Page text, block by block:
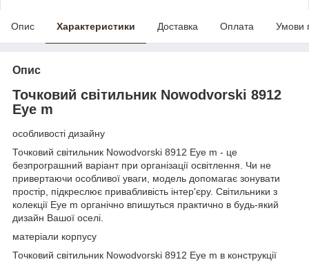
Опис Характеристики Доставка Оплата Умови
Опис
Точковий світильник Nowodvorski 8912
Eye m
особливості дизайну
Точковий світильник Nowodvorski 8912 Eye m - це
безпрограшний варіант при організації освітлення. Чи не
привертаючи особливої ​​уваги, модель допомагає зонувати
простір, підкреслює привабливість інтер'єру. Світильники з
колекції Eye m органічно впишуться практично в будь-який
дизайн Вашої оселі.
матеріали корпусу
Точковий світильник Nowodvorski 8912 Eye m в конструкції